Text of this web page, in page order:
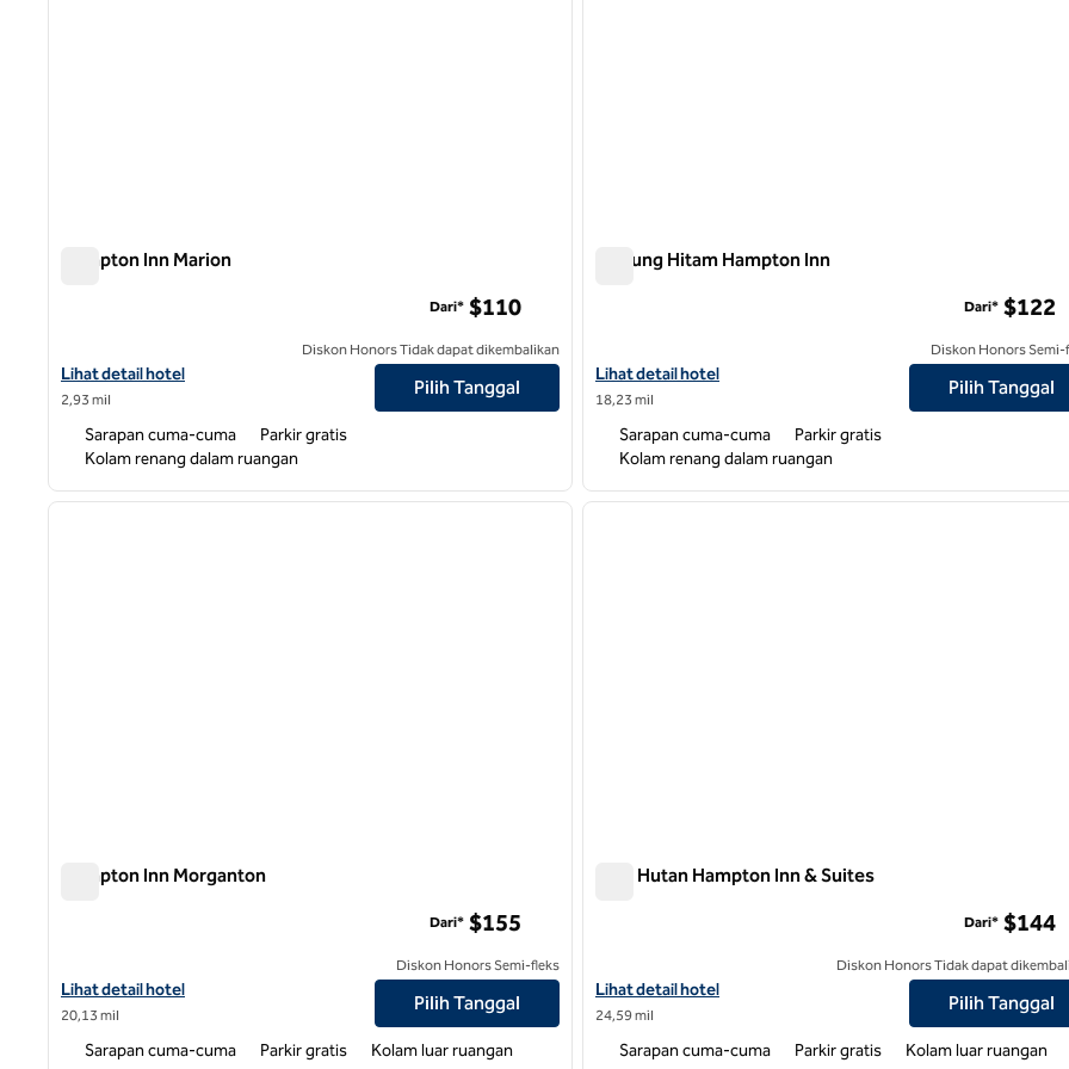
Hampton Inn Marion
Lihat detail hotel untuk Hampton Inn Marion
Lihat detail hotel
2,93 mil
Dari* $110
Diskon Honors Tidak dapat dikembalikan
Pilih Tanggal
Sarapan cuma-cuma
Parkir gratis
Kolam renang dalam ruangan
Gunung Hitam Hampton Inn
Lihat detail hotel untuk Hampton Inn Black Mountain
Lihat detail hotel
18,23 mil
Dari* $122
Diskon Honors Semi-
Pilih Tanggal
Sarapan cuma-cuma
Parkir gratis
Kolam renang dalam ruangan
1 dari 12
gambar berikutnya
Hampton Inn Morganton
Lihat detail hotel untuk Hampton Inn Morganton
Lihat detail hotel
20,13 mil
Dari* $155
Diskon Honors Semi-fleks
Pilih Tanggal
Sarapan cuma-cuma Parkir gratis Kolam luar ruangan
1 dari 12
Kota Hutan Hampton Inn & Suites
Lihat detail hotel untuk Hampton Inn & Suites Forest City
Lihat detail hotel
24,59 mil
Dari* $144
Diskon Honors Tidak dapat
Pilih Tanggal
Sarapan cuma-cuma Parkir gratis Kolam luar ruangan